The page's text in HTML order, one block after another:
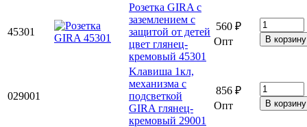
45301
Розетка GIRA с
заземлением с
защитой от детей
цвет глянец-
кремовый 45301
560 ₽
Опт
029001
Kлавиша 1кл,
механизма с
подсветкой
GIRA глянец-
кремовый 29001
856 ₽
Опт